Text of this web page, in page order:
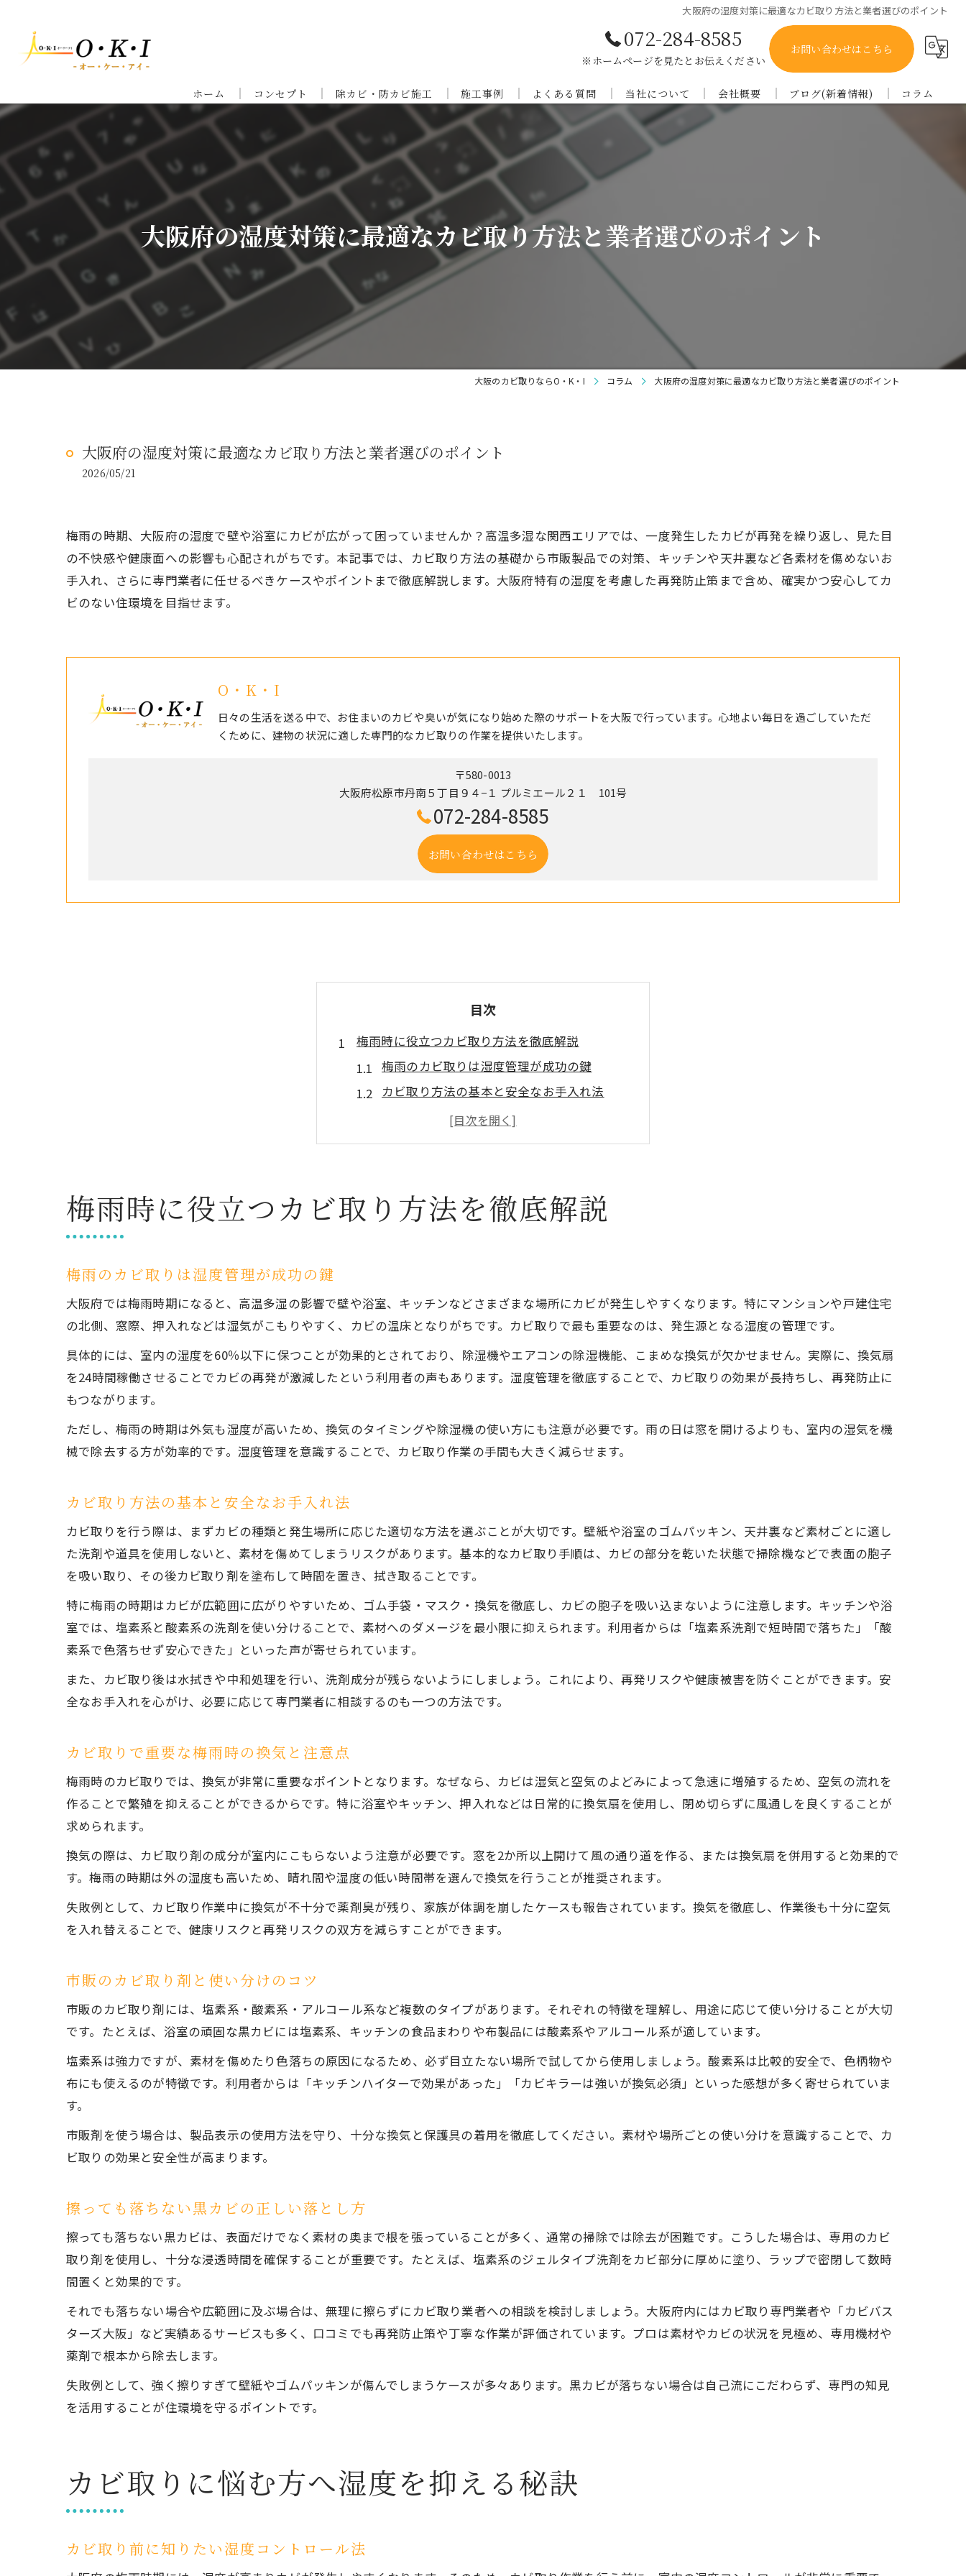
大阪府の湿度対策に最適なカビ取り方法と業者選びのポイント
072-284-8585
※ホームページを見たとお伝えください
お問い合わせはこちら
ホーム コンセプト 除カビ・防カビ施工
当社のカビ対策
カビの防止の必要とされる理由
カビ対策の内容について
施工事例
外壁・床の特殊洗浄
よくある質問 当社について
兵庫のカビ取り
京都のカビ取り
和歌山のカビ取り
会社概要 ブログ(新着情報) コラム
大阪府の湿度対策に最適なカビ取り方法と業者選びのポイント
大阪のカビ取りならO・K・I コラム 大阪府の湿度対策に最適なカビ取り方法と業者選びのポイント
大阪府の湿度対策に最適なカビ取り方法と業者選びのポイント
2026/05/21
梅雨の時期、大阪府の湿度で壁や浴室にカビが広がって困っていませんか？高温多湿な関西エリアでは、一度発生したカビが再発を繰り返し、見た目
の不快感や健康面への影響も心配されがちです。本記事では、カビ取り方法の基礎から市販製品での対策、キッチンや天井裏など各素材を傷めないお
手入れ、さらに専門業者に任せるべきケースやポイントまで徹底解説します。大阪府特有の湿度を考慮した再発防止策まで含め、確実かつ安心してカ
ビのない住環境を目指せます。
O・K・I
日々の生活を送る中で、お住まいのカビや臭いが気になり始めた際のサポートを大阪で行っています。心地よい毎日を過ごしていただ
くために、建物の状況に適した専門的なカビ取りの作業を提供いたします。
〒580-0013
大阪府松原市丹南５丁目９４−１ プルミエール２１ 101号
072-284-8585
お問い合わせはこちら
目次
梅雨時に役立つカビ取り方法を徹底解説
梅雨のカビ取りは湿度管理が成功の鍵
カビ取り方法の基本と安全なお手入れ法
カビ取りで重要な梅雨時の換気と注意点
市販のカビ取り剤と使い分けのコツ
カビ取りに悩む方へ湿度を抑える秘訣
カビ取り前に知りたい湿度コントロール法
キッチンや浴室の黒カビ対策ポイント
浴室黒カビ対応のカビ取り専用テクニック
カビ取り業者選びで重視すべき見極め方
日常的なカビ取りと換気のベストな方法
カビ取り後も続く除湿と空気循環のコツ
結露対策とカビ取りで安心な住環境実現
安全にできる素材別カビ取りの知識
木材や壁紙に適したカビ取りの注意点
キッチンや浴室素材別カビ取りの実践法
梅雨時に役立つカビ取り方法を徹底解説
梅雨のカビ取りは湿度管理が成功の鍵
大阪府では梅雨時期になると、高温多湿の影響で壁や浴室、キッチンなどさまざまな場所にカビが発生しやすくなります。特にマンションや戸建住宅
の北側、窓際、押入れなどは湿気がこもりやすく、カビの温床となりがちです。カビ取りで最も重要なのは、発生源となる湿度の管理です。
具体的には、室内の湿度を60％以下に保つことが効果的とされており、除湿機やエアコンの除湿機能、こまめな換気が欠かせません。実際に、換気扇
を24時間稼働させることでカビの再発が激減したという利用者の声もあります。湿度管理を徹底することで、カビ取りの効果が長持ちし、再発防止に
もつながります。
ただし、梅雨の時期は外気も湿度が高いため、換気のタイミングや除湿機の使い方にも注意が必要です。雨の日は窓を開けるよりも、室内の湿気を機
械で除去する方が効率的です。湿度管理を意識することで、カビ取り作業の手間も大きく減らせます。
カビ取り方法の基本と安全なお手入れ法
カビ取りを行う際は、まずカビの種類と発生場所に応じた適切な方法を選ぶことが大切です。壁紙や浴室のゴムパッキン、天井裏など素材ごとに適し
た洗剤や道具を使用しないと、素材を傷めてしまうリスクがあります。基本的なカビ取り手順は、カビの部分を乾いた状態で掃除機などで表面の胞子
を吸い取り、その後カビ取り剤を塗布して時間を置き、拭き取ることです。
特に梅雨の時期はカビが広範囲に広がりやすいため、ゴム手袋・マスク・換気を徹底し、カビの胞子を吸い込まないように注意します。キッチンや浴
室では、塩素系と酸素系の洗剤を使い分けることで、素材へのダメージを最小限に抑えられます。利用者からは「塩素系洗剤で短時間で落ちた」「酸
素系で色落ちせず安心できた」といった声が寄せられています。
また、カビ取り後は水拭きや中和処理を行い、洗剤成分が残らないようにしましょう。これにより、再発リスクや健康被害を防ぐことができます。安
全なお手入れを心がけ、必要に応じて専門業者に相談するのも一つの方法です。
カビ取りで重要な梅雨時の換気と注意点
梅雨時のカビ取りでは、換気が非常に重要なポイントとなります。なぜなら、カビは湿気と空気のよどみによって急速に増殖するため、空気の流れを
作ることで繁殖を抑えることができるからです。特に浴室やキッチン、押入れなどは日常的に換気扇を使用し、閉め切らずに風通しを良くすることが
求められます。
換気の際は、カビ取り剤の成分が室内にこもらないよう注意が必要です。窓を2か所以上開けて風の通り道を作る、または換気扇を併用すると効果的で
す。梅雨の時期は外の湿度も高いため、晴れ間や湿度の低い時間帯を選んで換気を行うことが推奨されます。
失敗例として、カビ取り作業中に換気が不十分で薬剤臭が残り、家族が体調を崩したケースも報告されています。換気を徹底し、作業後も十分に空気
を入れ替えることで、健康リスクと再発リスクの双方を減らすことができます。
市販のカビ取り剤と使い分けのコツ
市販のカビ取り剤には、塩素系・酸素系・アルコール系など複数のタイプがあります。それぞれの特徴を理解し、用途に応じて使い分けることが大切
です。たとえば、浴室の頑固な黒カビには塩素系、キッチンの食品まわりや布製品には酸素系やアルコール系が適しています。
塩素系は強力ですが、素材を傷めたり色落ちの原因になるため、必ず目立たない場所で試してから使用しましょう。酸素系は比較的安全で、色柄物や
布にも使えるのが特徴です。利用者からは「キッチンハイターで効果があった」「カビキラーは強いが換気必須」といった感想が多く寄せられていま
す。
市販剤を使う場合は、製品表示の使用方法を守り、十分な換気と保護具の着用を徹底してください。素材や場所ごとの使い分けを意識することで、カ
ビ取りの効果と安全性が高まります。
擦っても落ちない黒カビの正しい落とし方
擦っても落ちない黒カビは、表面だけでなく素材の奥まで根を張っていることが多く、通常の掃除では除去が困難です。こうした場合は、専用のカビ
取り剤を使用し、十分な浸透時間を確保することが重要です。たとえば、塩素系のジェルタイプ洗剤をカビ部分に厚めに塗り、ラップで密閉して数時
間置くと効果的です。
それでも落ちない場合や広範囲に及ぶ場合は、無理に擦らずにカビ取り業者への相談を検討しましょう。大阪府内にはカビ取り専門業者や「カビバス
ターズ大阪」など実績あるサービスも多く、口コミでも再発防止策や丁寧な作業が評価されています。プロは素材やカビの状況を見極め、専用機材や
薬剤で根本から除去します。
失敗例として、強く擦りすぎて壁紙やゴムパッキンが傷んでしまうケースが多々あります。黒カビが落ちない場合は自己流にこだわらず、専門の知見
を活用することが住環境を守るポイントです。
カビ取りに悩む方へ湿度を抑える秘訣
カビ取り前に知りたい湿度コントロール法
お問い合わせはこちら